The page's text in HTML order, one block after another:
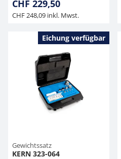
CHF 229,50
CHF 248,09 inkl. Mwst.
Eichung verfügbar
Gewichtssatz
KERN 323-064